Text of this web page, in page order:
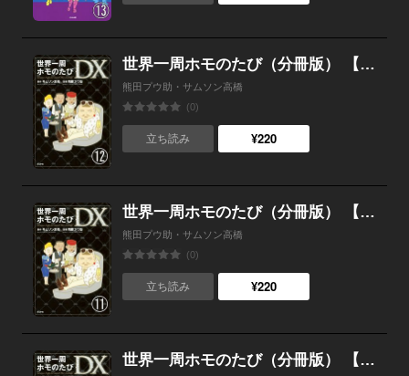
世界一周ホモのたび（分冊版） 【第12話】
熊田プウ助・サムソン高橋
(0)
立ち読み ¥220
世界一周ホモのたび（分冊版） 【第11話】
熊田プウ助・サムソン高橋
(0)
立ち読み ¥220
世界一周ホモのたび（分冊版） 【第10話】